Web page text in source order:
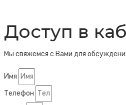
Доступ в
Мы свяжемся с Вами для
Имя
Телефон